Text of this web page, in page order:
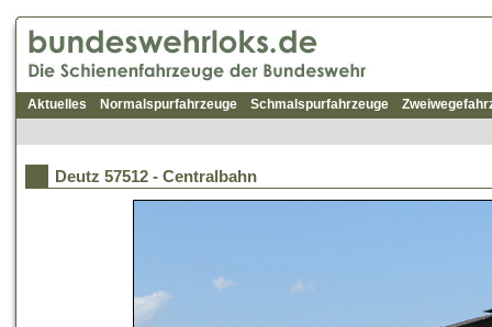
Aktuelles Normalspurfahrzeuge Schmalspurfahrzeuge
Deutz 57512 - Centralbahn